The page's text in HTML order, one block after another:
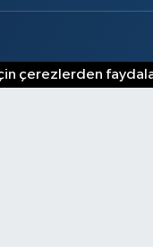
çerezlerden